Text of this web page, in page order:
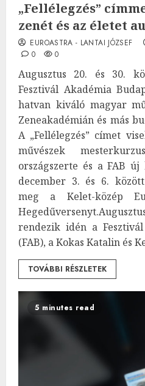
„Fellélegzés”
zenét és az életet
EUROASTRA - LANTAI JÓZSEF
0
0
Augusztus 20. és 30.
Fesztivál Akadémia
hatvan kiváló magyar
Zeneakadémián és más
A „Fellélegzés” címet
művészek
országszerte és a FAB új
december 3. és 6.
meg a Kelet-közép
rendezik idén a
(FAB), a Kokas Katalin és
TOVÁBBI RÉSZLETEK
5 minutes read